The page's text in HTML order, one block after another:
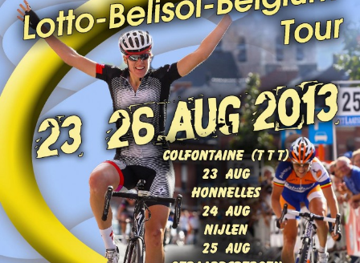
Conseils
Tendances
Tous nos articles
À propos